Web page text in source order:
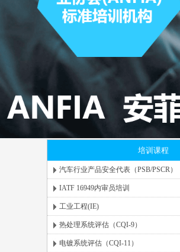
培训课程
汽车行业产品安全代表（PSB/PSCR）
IATF 16949内审员培训
工业工程(IE)
热处理系统评估（CQI-9）
电镀系统评估（CQI-11）